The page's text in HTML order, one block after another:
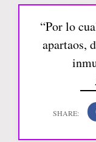
“Por lo
apartaos,